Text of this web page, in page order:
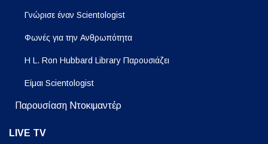
Γνώρισε έναν Scientologist
Φωνές για την Ανθρωπότητα
Η L. Ron Hubbard Library Παρουσιάζει
Είμαι Scientologist
Παρουσίαση Ντοκιμαντέρ
LIVE TV